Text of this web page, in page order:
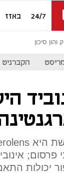
24/7 באזז
והון סיכון
הקברניט
בכ-30
פרסום;
יכולות